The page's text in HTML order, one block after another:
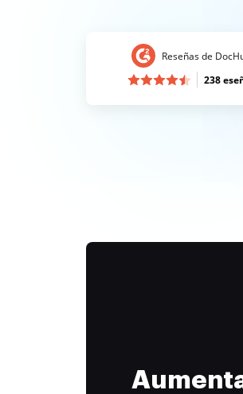
Reseñas de
238